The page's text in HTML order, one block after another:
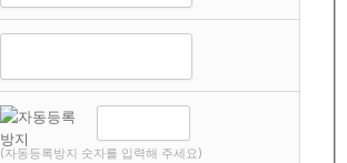
(자동등록방지 숫자를 입력해 주세요)